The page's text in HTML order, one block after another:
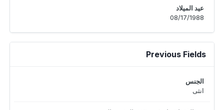
عيد الميلاد
08/17/1988
Previous Fields
الجنس
انثى